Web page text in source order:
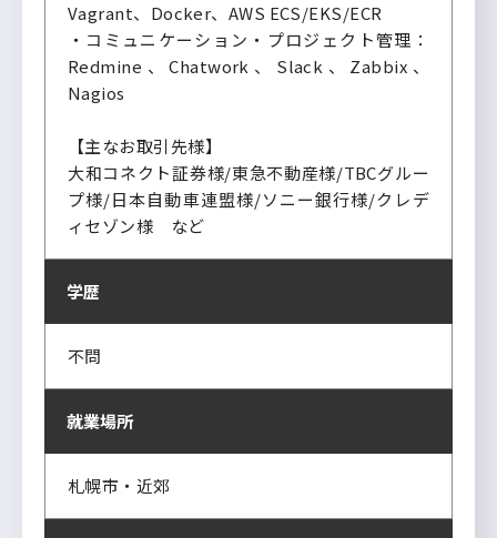
Vagrant、Docker、AWS ECS/EKS/ECR
・コミュニケーション・プロジェクト管理：
Redmine、Chatwork、Slack、Zabbix、
Nagios
【主なお取引先様】
大和コネクト証券様/東急不動産様/TBCグルー
プ様/日本自動車連盟様/ソニー銀行様/クレデ
ィセゾン様 など
学歴
不問
就業場所
札幌市・近郊